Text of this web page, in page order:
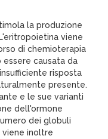
la produzione
viene
di chemioterapia
causata da
risposta
presente.
e le sue varianti
dell'ormone
dei globuli
viene inoltre